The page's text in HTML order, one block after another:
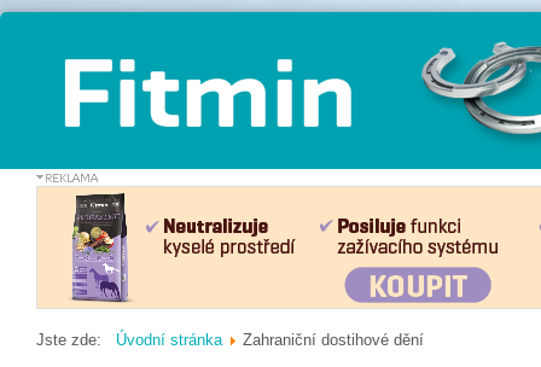
Jste zde: Úvodní stránka Zahraniční dostihové dění